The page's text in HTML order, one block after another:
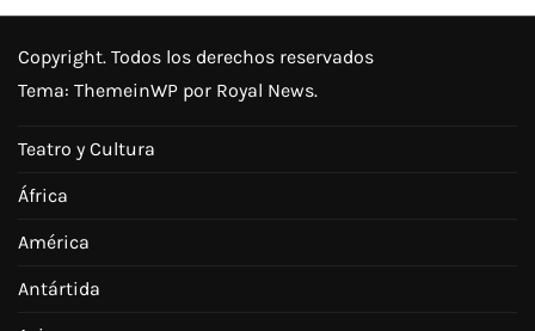
Copyright. Todos los derechos reservados
Tema: ThemeinWP por Royal News.
Teatro y Cultura
África
América
Antártida